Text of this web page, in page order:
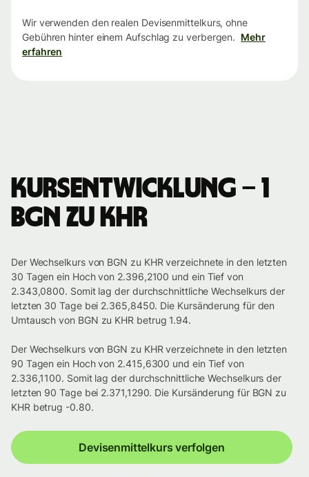
Wir verwenden den realen Devisenmittelkurs, ohne
Gebühren hinter einem Aufschlag zu verbergen. Mehr
erfahren
Kursentwicklung – 1
BGN zu KHR
Der Wechselkurs von BGN zu KHR verzeichnete in den letzten
30 Tagen ein Hoch von 2.396,2100 und ein Tief von
2.343,0800. Somit lag der durchschnittliche Wechselkurs der
letzten 30 Tage bei 2.365,8450. Die Kursänderung für den
Umtausch von BGN zu KHR betrug 1.94.
Der Wechselkurs von BGN zu KHR verzeichnete in den letzten
90 Tagen ein Hoch von 2.415,6300 und ein Tief von
2.336,1100. Somit lag der durchschnittliche Wechselkurs der
letzten 90 Tage bei 2.371,1290. Die Kursänderung für BGN zu
KHR betrug -0.80.
Devisenmittelkurs verfolgen